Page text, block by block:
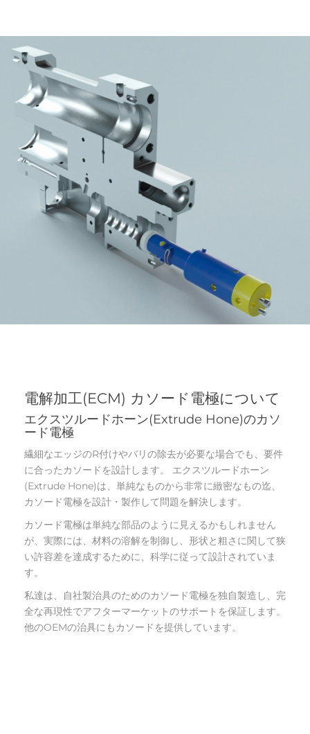
電解加工(ECM) カソード電極について
エクスツルードホーン(Extrude Hone)のカソ
ード電極
繊細なエッジのR付けやバリの除去が必要な場合でも、要件
に合ったカソードを設計します。 エクスツルードホーン
(Extrude Hone)は、単純なものから非常に緻密なもの迄、
カソード電極を設計・製作して問題を解決します。
カソード電極は単純な部品のように見えるかもしれません
が、実際には、材料の溶解を制御し、形状と粗さに関して狭
い許容差を達成するために、科学に従って設計されていま
す。
私達は、自社製治具のためのカソード電極を独自製造し、完
全な再現性でアフターマーケットのサポートを保証します。
他のOEMの治具にもカソードを提供しています。